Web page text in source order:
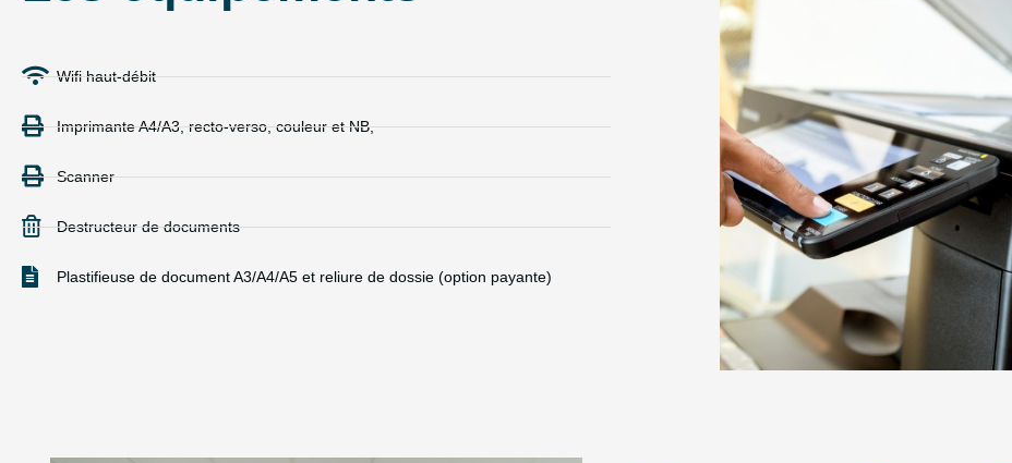
Wifi haut-débit
Imprimante A4/A3, recto-verso, couleur et NB,
Scanner
Destructeur de documents
Plastifieuse de document A3/A4/A5 et reliure de dossie (option payante)